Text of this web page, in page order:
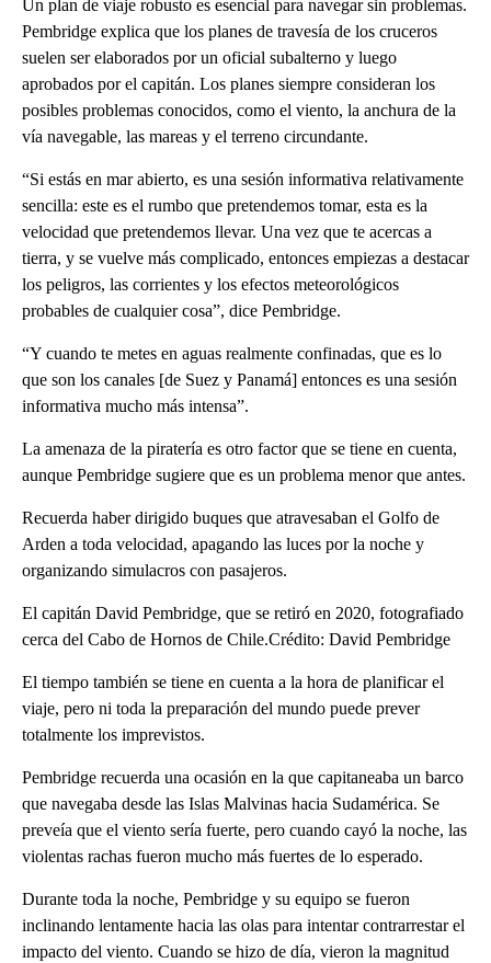
Un plan de viaje robusto es esencial para navegar sin problemas.
Pembridge explica que los planes de travesía de los cruceros
suelen ser elaborados por un oficial subalterno y luego
aprobados por el capitán. Los planes siempre consideran los
posibles problemas conocidos, como el viento, la anchura de la
vía navegable, las mareas y el terreno circundante.
“Si estás en mar abierto, es una sesión informativa relativamente
sencilla: este es el rumbo que pretendemos tomar, esta es la
velocidad que pretendemos llevar. Una vez que te acercas a
tierra, y se vuelve más complicado, entonces empiezas a destacar
los peligros, las corrientes y los efectos meteorológicos
probables de cualquier cosa”, dice Pembridge.
“Y cuando te metes en aguas realmente confinadas, que es lo
que son los canales [de Suez y Panamá] entonces es una sesión
informativa mucho más intensa”.
La amenaza de la piratería es otro factor que se tiene en cuenta,
aunque Pembridge sugiere que es un problema menor que antes.
Recuerda haber dirigido buques que atravesaban el Golfo de
Arden a toda velocidad, apagando las luces por la noche y
organizando simulacros con pasajeros.
El capitán David Pembridge, que se retiró en 2020, fotografiado
cerca del Cabo de Hornos de Chile.Crédito: David Pembridge
El tiempo también se tiene en cuenta a la hora de planificar el
viaje, pero ni toda la preparación del mundo puede prever
totalmente los imprevistos.
Pembridge recuerda una ocasión en la que capitaneaba un barco
que navegaba desde las Islas Malvinas hacia Sudamérica. Se
preveía que el viento sería fuerte, pero cuando cayó la noche, las
violentas rachas fueron mucho más fuertes de lo esperado.
Durante toda la noche, Pembridge y su equipo se fueron
inclinando lentamente hacia las olas para intentar contrarrestar el
impacto del viento. Cuando se hizo de día, vieron la magnitud